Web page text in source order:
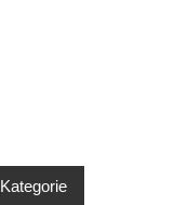
Kategorie